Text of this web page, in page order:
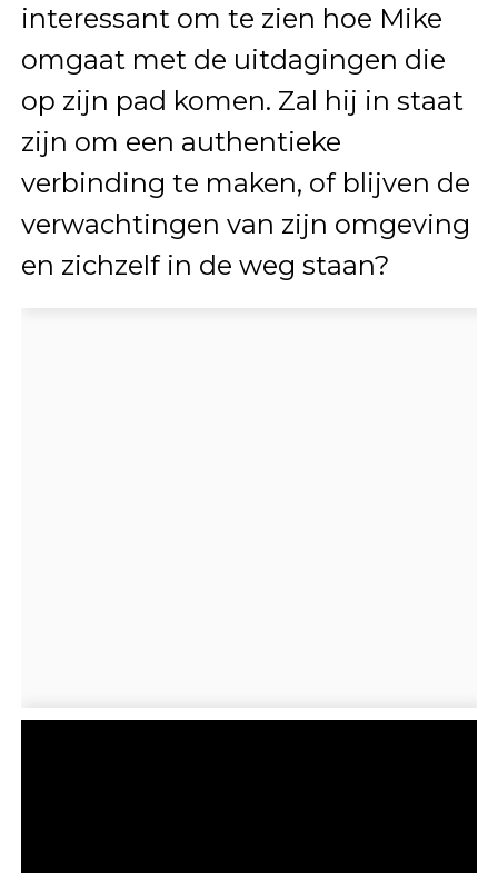
interessant om te zien hoe Mike
omgaat met de uitdagingen die
op zijn pad komen. Zal hij in staat
zijn om een authentieke
verbinding te maken, of blijven de
verwachtingen van zijn omgeving
en zichzelf in de weg staan?